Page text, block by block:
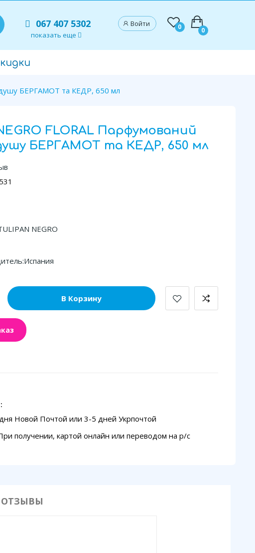
067 407 5302
показать еще
Войти 0 0
душу БЕРГАМОТ та КЕДР, 650 мл
FLORAL Парфумований
БЕРГАМОТ та КЕДР, 650 мл
NEGRO
В Корзину
Новой Почтой или 3-5 дней Укрпочтой
получении, картой онлайн или переводом на p/с
ОТЗЫВЫ